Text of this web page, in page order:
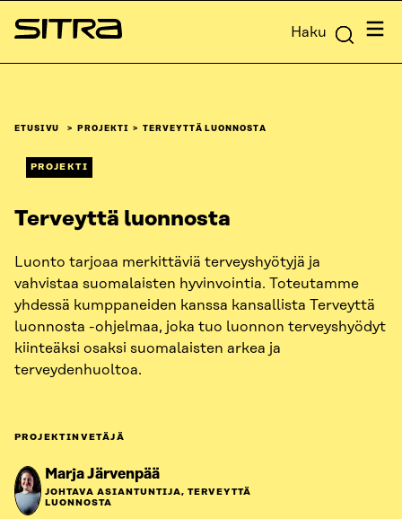
Siirry
suoraan
Sitra Haku
ETUSIVU PROJEKTI TERVEYTTÄ LUONNOSTA
PROJEKTI
Terveyttä luonnosta
Luonto tarjoaa merkittäviä terveyshyötyjä ja
vahvistaa suomalaisten hyvinvointia. Toteutamme
yhdessä kumppaneiden kanssa kansallista Terveyttä
luonnosta -ohjelmaa, joka tuo luonnon terveyshyödyt
kiinteäksi osaksi suomalaisten arkea ja
terveydenhuoltoa.
PROJEKTINVETÄJÄ
Marja Järvenpää
JOHTAVA ASIANTUNTIJA, TERVEYTTÄ
LUONNOSTA